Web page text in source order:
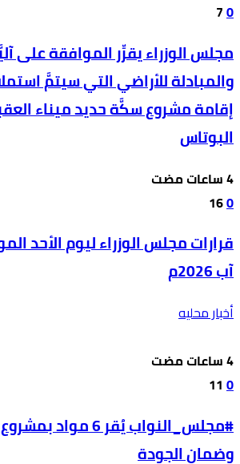
0
7
مجلس الوزراء يقرِّر الموافقة على
والمبادلة للأراضي التي سيتمَّ
إقامة مشروع سكَّة حديد ميناء
البوتاس
0
16
قرارات مجلس الوزراء ليوم الأحد
آب 2026م
أخبار محليه
0
11
#مجلس_النواب يُقر 6
وضمان الجودة